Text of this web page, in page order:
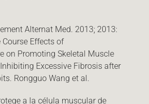
Alternat Med. 2013; 2013:
Effects of
on Promoting Skeletal Muscle
Excessive Fibrosis after
Rongguo Wang et al.
a la célula muscular de